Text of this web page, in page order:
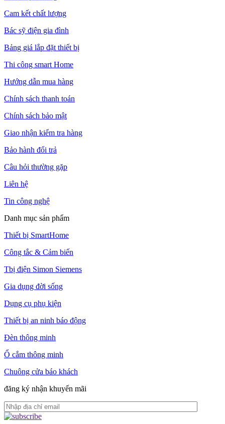
Cam kết chất lượng
Bác sỹ điện gia đình
Bảng giá lắp đặt thiết bị
Thi công smart Home
Hướng dẫn mua hàng
Chính sách thanh toán
Chính sách bảo mật
Giao nhận kiểm tra hàng
Bảo hành đổi trả
Câu hỏi thường gặp
Liên hệ
Tin công nghệ
Danh mục sản phẩm
Thiết bị SmartHome
Công tắc & Cảm biến
Tbị điện Simon Siemens
Gia dụng đời sống
Dụng cụ phụ kiện
Thiết bị an ninh báo động
Đèn thông minh
Ổ cắm thông minh
Chuông cửa báo khách
đăng ký nhận khuyến mãi